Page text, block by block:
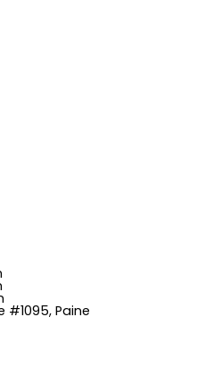
#1095, Paine